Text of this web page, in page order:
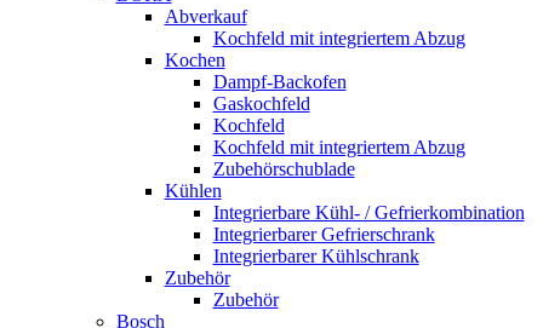
Abverkauf
Kochfeld mit integriertem Abzug
Kochen
Dampf-Backofen
Gaskochfeld
Kochfeld
Kochfeld mit integriertem Abzug
Zubehörschublade
Kühlen
Integrierbare Kühl- / Gefrierkombination
Integrierbarer Gefrierschrank
Integrierbarer Kühlschrank
Zubehör
Zubehör
Bosch